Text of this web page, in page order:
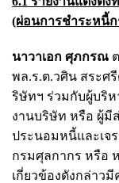
(ผ่อนการชำระหนี้
นาวาเอก ศุภกรณ
พล.ร.ต.วศิน สระศ
ริษัทฯ ร่วมกับผู้บริห
งานบริษัท หรือ ผู้มี
ประนอมหนี้และเจ
กรมศุลกากร หรือ
เกี่ยวข้องดังกล่าว